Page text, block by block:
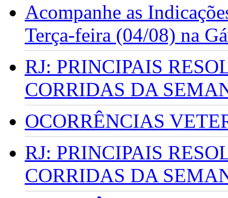
Acompanhe as
Terça-feira (04/08) na
RJ: PRINCIPAIS
CORRIDAS DA
OCORRÊNCIAS
RJ: PRINCIPAIS
CORRIDAS DA